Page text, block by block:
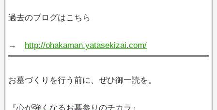
過去のブログはこちら
→ http://ohakaman.yatasekizai.com/
お墓づくりを行う前に、ぜひ御一読を。
『心が強くなるお墓参りのチカラ』